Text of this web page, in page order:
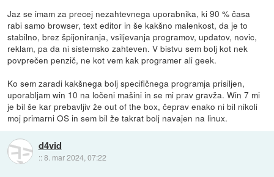
Jaz se imam za precej nezahtevnega uporabnika, ki 90 % časa
rabi samo browser, text editor in še kakšno malenkost, da je to
stabilno, brez špijoniranja, vsiljevanja programov, updatov, novic,
reklam, pa da ni sistemsko zahteven. V bistvu sem bolj kot nek
povprečen penzič, ne kot vem kak programer ali geek.
Ko sem zaradi kakšnega bolj specifičnega programja prisiljen,
uporabljam win 10 na ločeni mašini in se mi prav gravža. Win 7 mi
je bil še kar prebavljiv že out of the box, čeprav enako ni bil nikoli
moj primarni OS in sem bil že takrat bolj navajen na linux.
d4vid
::8. mar 2024, 07:22